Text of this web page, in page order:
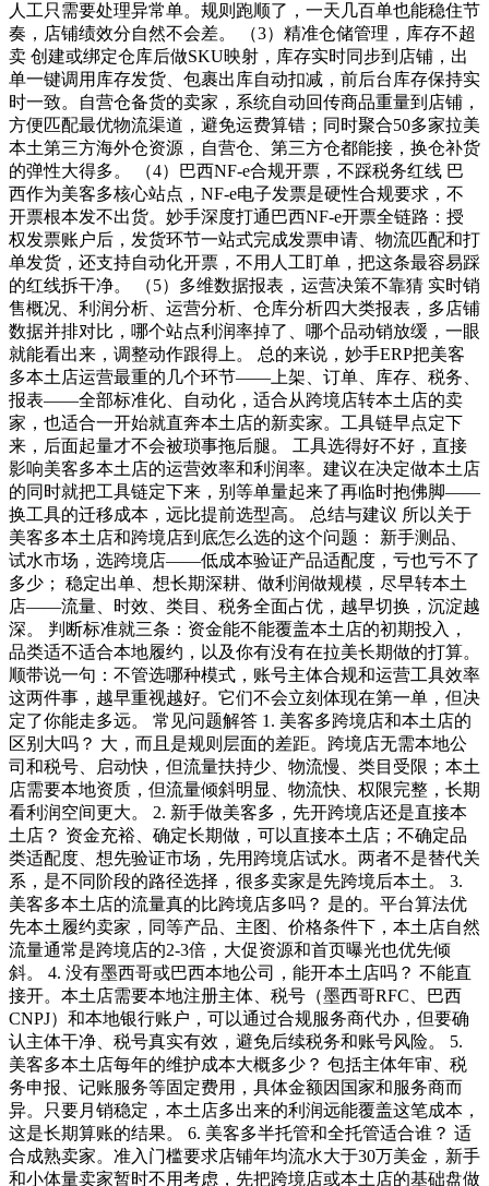
人工只需要处理异常单。规则跑顺了，一天几百单也能稳住节
奏，店铺绩效分自然不会差。 （3）精准仓储管理，库存不超
卖 创建或绑定仓库后做SKU映射，库存实时同步到店铺，出
单一键调用库存发货、包裹出库自动扣减，前后台库存保持实
时一致。自营仓备货的卖家，系统自动回传商品重量到店铺，
方便匹配最优物流渠道，避免运费算错；同时聚合50多家拉美
本土第三方海外仓资源，自营仓、第三方仓都能接，换仓补货
的弹性大得多。 （4）巴西NF-e合规开票，不踩税务红线 巴
西作为美客多核心站点，NF-e电子发票是硬性合规要求，不
开票根本发不出货。妙手深度打通巴西NF-e开票全链路：授
权发票账户后，发货环节一站式完成发票申请、物流匹配和打
单发货，还支持自动化开票，不用人工盯单，把这条最容易踩
的红线拆干净。 （5）多维数据报表，运营决策不靠猜 实时销
售概况、利润分析、运营分析、仓库分析四大类报表，多店铺
数据并排对比，哪个站点利润率掉了、哪个品动销放缓，一眼
就能看出来，调整动作跟得上。 总的来说，妙手ERP把美客
多本土店运营最重的几个环节——上架、订单、库存、税务、
报表——全部标准化、自动化，适合从跨境店转本土店的卖
家，也适合一开始就直奔本土店的新卖家。工具链早点定下
来，后面起量才不会被琐事拖后腿。 工具选得好不好，直接
影响美客多本土店的运营效率和利润率。建议在决定做本土店
的同时就把工具链定下来，别等单量起来了再临时抱佛脚——
换工具的迁移成本，远比提前选型高。 总结与建议 所以关于
美客多本土店和跨境店到底怎么选的这个问题： 新手测品、
试水市场，选跨境店——低成本验证产品适配度，亏也亏不了
多少； 稳定出单、想长期深耕、做利润做规模，尽早转本土
店——流量、时效、类目、税务全面占优，越早切换，沉淀越
深。 判断标准就三条：资金能不能覆盖本土店的初期投入，
品类适不适合本地履约，以及你有没有在拉美长期做的打算。
顺带说一句：不管选哪种模式，账号主体合规和运营工具效率
这两件事，越早重视越好。它们不会立刻体现在第一单，但决
定了你能走多远。 常见问题解答 1. 美客多跨境店和本土店的
区别大吗？ 大，而且是规则层面的差距。跨境店无需本地公
司和税号、启动快，但流量扶持少、物流慢、类目受限；本土
店需要本地资质，但流量倾斜明显、物流快、权限完整，长期
看利润空间更大。 2. 新手做美客多，先开跨境店还是直接本
土店？ 资金充裕、确定长期做，可以直接本土店；不确定品
类适配度、想先验证市场，先用跨境店试水。两者不是替代关
系，是不同阶段的路径选择，很多卖家是先跨境后本土。 3.
美客多本土店的流量真的比跨境店多吗？ 是的。平台算法优
先本土履约卖家，同等产品、主图、价格条件下，本土店自然
流量通常是跨境店的2-3倍，大促资源和首页曝光也优先倾
斜。 4. 没有墨西哥或巴西本地公司，能开本土店吗？ 不能直
接开。本土店需要本地注册主体、税号（墨西哥RFC、巴西
CNPJ）和本地银行账户，可以通过合规服务商代办，但要确
认主体干净、税号真实有效，避免后续税务和账号风险。 5.
美客多本土店每年的维护成本大概多少？ 包括主体年审、税
务申报、记账服务等固定费用，具体金额因国家和服务商而
异。只要月销稳定，本土店多出来的利润远能覆盖这笔成本，
这是长期算账的结果。 6. 美客多半托管和全托管适合谁？ 适
合成熟卖家。准入门槛要求店铺年均流水大于30万美金，新手
和小体量卖家暂时不用考虑，先把跨境店或本土店的基础盘做